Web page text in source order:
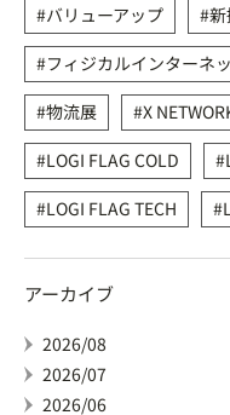
バリューアップ
フィジカルインターネ
物流展
X
LOGI FLAG COLD
LOGI FLAG TECH
アーカイブ
2026/08
2026/07
2026/06